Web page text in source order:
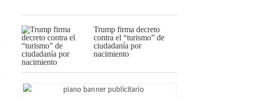
Trump firma decreto
contra el “turismo” de
ciudadanía por
nacimiento